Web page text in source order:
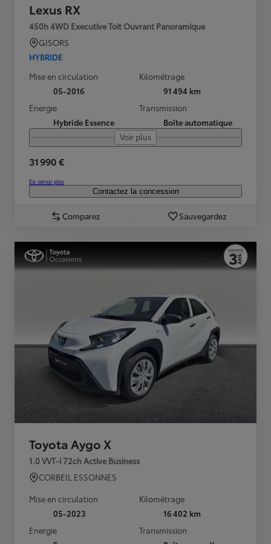
Lexus RX
450h 4WD Executive Toit Ouvrant Panoramique
GISORS
HYBRIDE
Mise en circulation
05-2016
Kilométrage
91 494 km
Energie
Hybride Essence
Transmission
Boîte automatique
Voir plus
31 990 €
En savoir plus
Contactez la concession
Comparez Sauvegardez
Toyota Aygo X
1.0 VVT-i 72ch Active Business
CORBEIL ESSONNES
Mise en circulation
05-2023
Kilométrage
16 402 km
Energie
Transmission